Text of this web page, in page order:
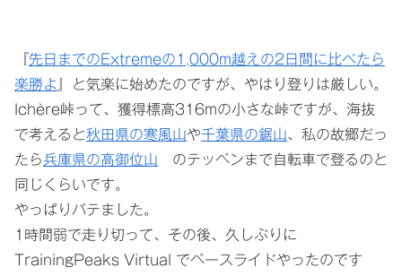
『先日までのExtremeの1,000m越えの2日間に比べたら
楽勝よ
』と気楽に始めたのですが、やはり登りは厳しい。
Ichère峠って、獲得標高316mの小さな峠ですが、海抜
で考えると秋田県の寒風山や千葉県の鋸山、私の故郷だっ
たら兵庫県の高御位山 のテッペンまで自転車で登るのと
同じくらいです。
やっぱりバテました。
1時間弱で走り切って、その後、久しぶりに
TrainingPeaks Virtual でペースライドやったのです